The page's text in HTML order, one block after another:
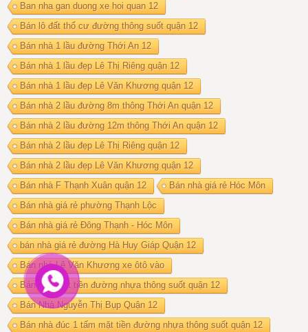
Ban nha gan duong xe hoi quan 12
Bán lô đất thổ cư đường thông suốt quận 12
Bán nhà 1 lầu đường Thới An 12
Bán nhà 1 lầu đẹp Lê Thị Riêng quận 12
Bán nhà 1 lầu đẹp Lê Văn Khương quận 12
Bán nhà 2 lầu đường 8m thông Thới An quận 12
Bán nhà 2 lầu đường 12m thông Thới An quận 12
Bán nhà 2 lầu đẹp Lê Thị Riêng quận 12
Bán nhà 2 lầu đẹp Lê Văn Khương quận 12
Bán nhà F Thạnh Xuân quận 12
Bán nhà giá rẻ Hóc Môn
Bán nhà giá rẻ phường Thạnh Lộc
Bán nhà giá rẻ Đông Thạnh - Hóc Môn
bán nhà giá rẻ đường Hà Huy Giáp Quận 12
Bán nhà Lê Văn Khương xe ôtô vào
Bán nhà mặt tiền đường nhựa thông suốt quận 12
Bán Nhà Nguyễn Thị Bụp Quận 12
Bán nhà đúc 1 tấm mặt tiền đường nhựa thông suốt quận 12